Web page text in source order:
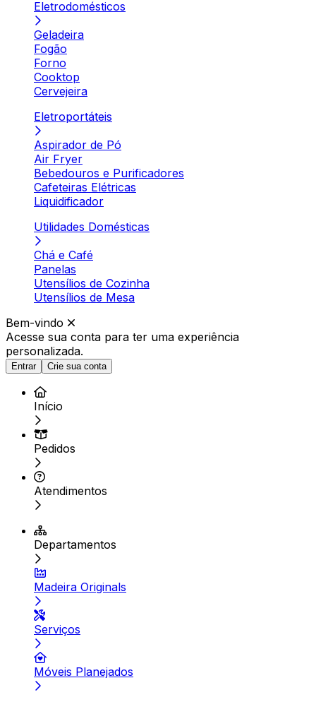
Eletrodomésticos
Geladeira
Fogão
Forno
Cooktop
Cervejeira
Eletroportáteis
Aspirador de Pó
Air Fryer
Bebedouros e Purificadores
Cafeteiras Elétricas
Liquidificador
Utilidades Domésticas
Chá e Café
Panelas
Utensílios de Cozinha
Utensílios de Mesa
Bem-vindo
Acesse sua conta para ter uma experiência
personalizada.
Entrar Crie sua conta
Início
Pedidos
Atendimentos
Departamentos
Madeira Originals
Serviços
Móveis Planejados